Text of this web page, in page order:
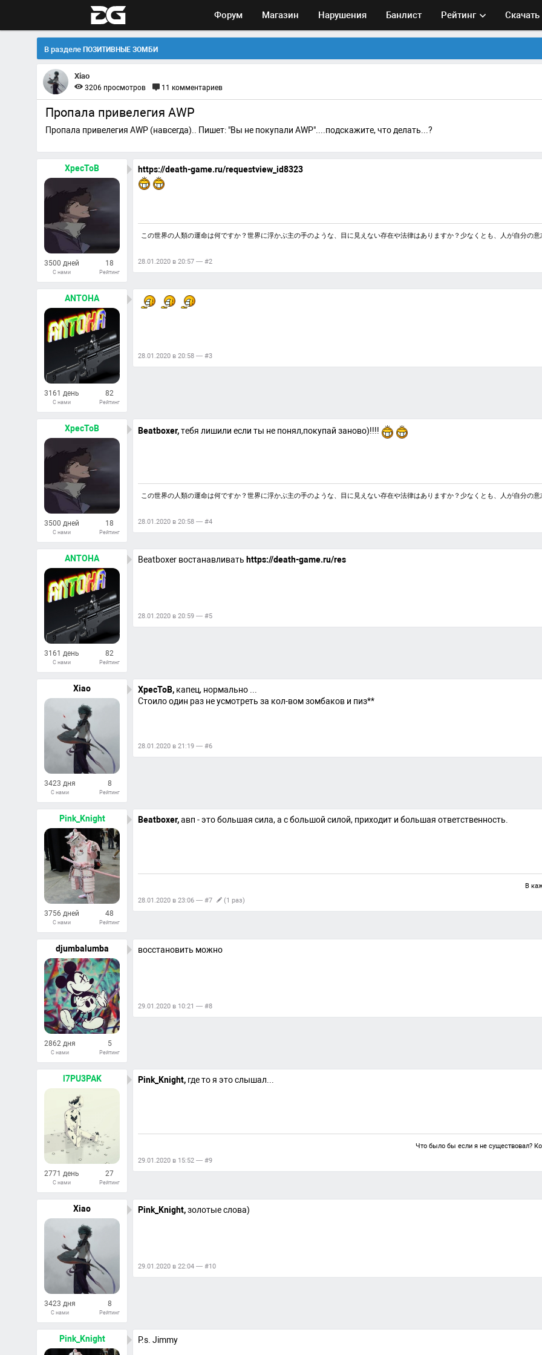
Форум Магазин Нарушения Банлист Рейтинг Скачать
В разделе ПОЗИТИВНЫЕ ЗОМБИ
Xiao
3206 просмотров 11 комментариев
Пропала привелегия AWP
Пропала привелегия AWP (навсегда).. Пишет: "Вы не покупали AWP"....подскажите, что делать...?
XpecToB
3500 дней
С нами
18
Рейтинг
459
https://death-game.ru/requestview_id8323
この世界の人類の運命は何ですか？世界に浮かぶ主の手のような、目に見えない存在や法律はありますか？少なくとも、人が自分の
28.01.2020 в 20:57 — #2
ANTOHA
3161 день
С нами
82
Рейтинг
39
28.01.2020 в 20:58 — #3
XpecToB
3500 дней
С нами
18
Рейтинг
459
Beatboxer,тебя лишили если ты не понял,покупай заново)!!!!
この世界の人類の運命は何ですか？世界に浮かぶ主の手のような、目に見えない存在や法律はありますか？少なくとも、人が自分の
28.01.2020 в 20:58 — #4
ANTOHA
3161 день
С нами
82
Рейтинг
39
Beatboxer востанавливать https://death-game.ru/res
28.01.2020 в 20:59 — #5
Xiao
3423 дня
С нами
8
Рейтинг
11
Ответов
XpecToB, капец, нормально ...
Стоило один раз не усмотреть за кол-вом зомбаков и пиз**
28.01.2020 в 21:19 — #6
Pink_Knight
3756 дней
С нами
48
Рейтинг
746
Ответов
Beatboxer,авп - это большая сила, а с большой силой, приходит и большая ответственность.
В
28.01.2020 в 23:06 — #7
(1 раз)
djumbalumba
2862 дня
С нами
5
Рейтинг
21
Ответов
восстановить можно
29.01.2020 в 10:21 — #8
l7PU3PAK
2771 день
С нами
27
Рейтинг
653
Pink_Knight, где то я это слышал...
Что было бы если я не существовал?
29.01.2020 в 15:52 — #9
Xiao
3423 дня
С нами
8
Рейтинг
11
Ответов
Pink_Knight,золотые слова)
29.01.2020 в 22:04 — #10
Pink_Knight P.s. Jimmy